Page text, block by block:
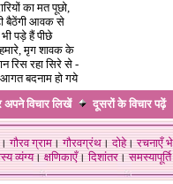
का मत पूछो,
बैठेंगी आवक से
पड़े हैं पीछे
मृग शावक के
रिस रहा सिरे से -
बदनाम हो गये
अपने विचार लिखें
दूसरों के विचारपढ़ें
गौरव ग्राम।गौरवग्रंथ।दोहे।रचनाएँ
व्यंग्य। क्षणिकाएँ। दिशांतर। समस्यापूर्ति